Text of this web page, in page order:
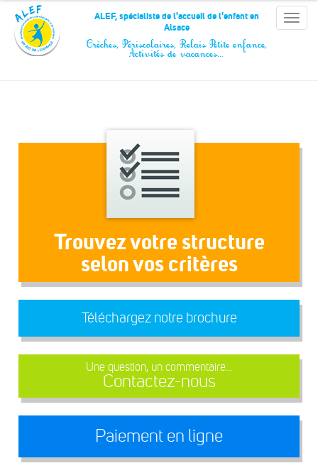
Panneau de gestion des cookies
Toggle
ALEF, spécialiste de l'accueil de l'enfant en
Alsace
Crèches, Périscolaires, Relais Petite enfance,
Activités de vacances…
Trouvez votre structure
selon vos critères
Téléchargez notre brochure
Une question, un commentaire...
Contactez-nous
Paiement en ligne